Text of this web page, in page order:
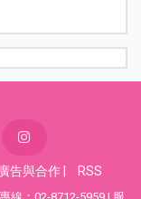
廣告與合作 RSS